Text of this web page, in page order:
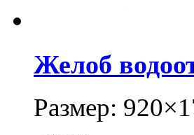
Желоб
Размер: